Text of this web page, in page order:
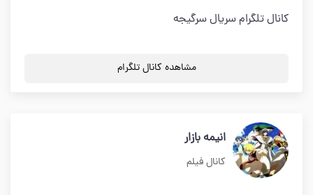
کانال تلگرام سریال سرگیجه
مشاهده کانال تلگرام
انیمه بازار
کانال فیلم